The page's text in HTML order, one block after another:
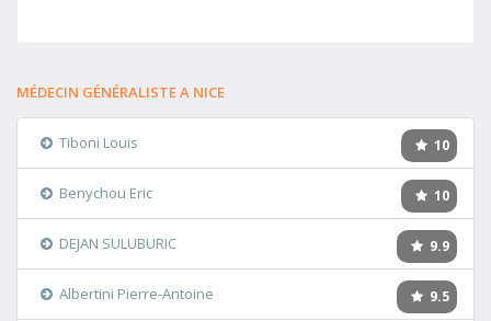
MÉDECIN GÉNÉRALISTE A NICE
10
Tiboni Louis
10
Benychou Eric
9.9
DEJAN SULUBURIC
9.5
Albertini Pierre-Antoine